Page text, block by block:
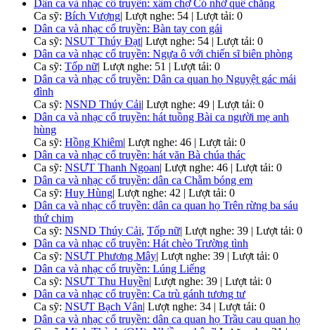
Dân ca và nhạc cổ truyền: xẩm chợ Có nhớ quê chăng
Ca sỹ: Bích Vượng| Lượt nghe: 54 | Lượt tải: 0
Dân ca và nhạc cổ truyền: Bàn tay con gái
Ca sỹ: NSUT Thúy Đạt| Lượt nghe: 54 | Lượt tải: 0
Dân ca và nhạc cổ truyền: Ngựa ô với chiến sĩ biên phòng
Ca sỹ: Tốp nữ| Lượt nghe: 51 | Lượt tải: 0
Dân ca và nhạc cổ truyền: Dân ca quan họ Nguyệt gác mái
đình
Ca sỹ: NSND Thúy Cải| Lượt nghe: 49 | Lượt tải: 0
Dân ca và nhạc cổ truyền: hát tuồng Bài ca người mẹ anh
hùng
Ca sỹ: Hồng Khiêm| Lượt nghe: 46 | Lượt tải: 0
Dân ca và nhạc cổ truyền: hát văn Bà chúa thác
Ca sỹ: NSƯT Thanh Ngoan| Lượt nghe: 46 | Lượt tải: 0
Dân ca và nhạc cổ truyền: dân ca Chằm bóng em
Ca sỹ: Huy Hùng| Lượt nghe: 42 | Lượt tải: 0
Dân ca và nhạc cổ truyền: dân ca quan họ Trên rừng ba sáu
thứ chim
Ca sỹ: NSND Thúy Cải, Tốp nữ| Lượt nghe: 39 | Lượt tải: 0
Dân ca và nhạc cổ truyền: Hát chèo Trường tình
Ca sỹ: NSƯT Phương Mây| Lượt nghe: 39 | Lượt tải: 0
Dân ca và nhạc cổ truyền: Lúng Liếng
Ca sỹ: NSƯT Thu Huyền| Lượt nghe: 39 | Lượt tải: 0
Dân ca và nhạc cổ truyền: Ca trù gánh tương tư
Ca sỹ: NSƯT Bạch Vân| Lượt nghe: 34 | Lượt tải: 0
Dân ca và nhạc cổ truyền: dân ca quan họ Trầu cau quan họ